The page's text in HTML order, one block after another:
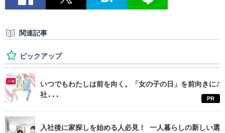
関連記事
ピックアップ
いつでもわたしは前を向く。「女の子の日」を前向きに♪
社...
PR
入社後に家探しを始める人必見！ 一人暮らしの新しい選